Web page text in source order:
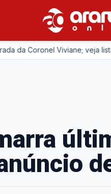
Coronel Viviane; veja lista —